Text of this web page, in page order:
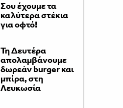
Σου έχουμε τα
καλύτερα στέκια
για οφτό!
Τη Δευτέρα
απολαμβάνουμε
δωρεάν burger και
μπίρα, στη
Λευκωσία